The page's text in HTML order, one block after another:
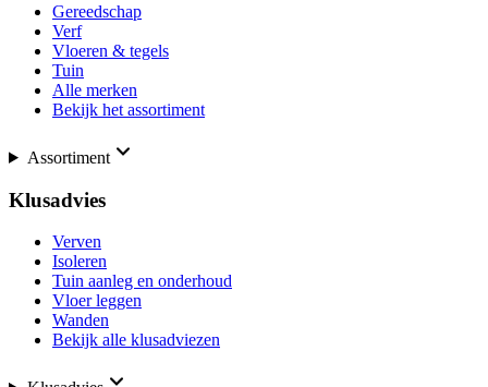
Gereedschap
Verf
Vloeren & tegels
Tuin
Alle merken
Bekijk het assortiment
Assortiment
Klusadvies
Verven
Isoleren
Tuin aanleg en onderhoud
Vloer leggen
Wanden
Bekijk alle klusadviezen